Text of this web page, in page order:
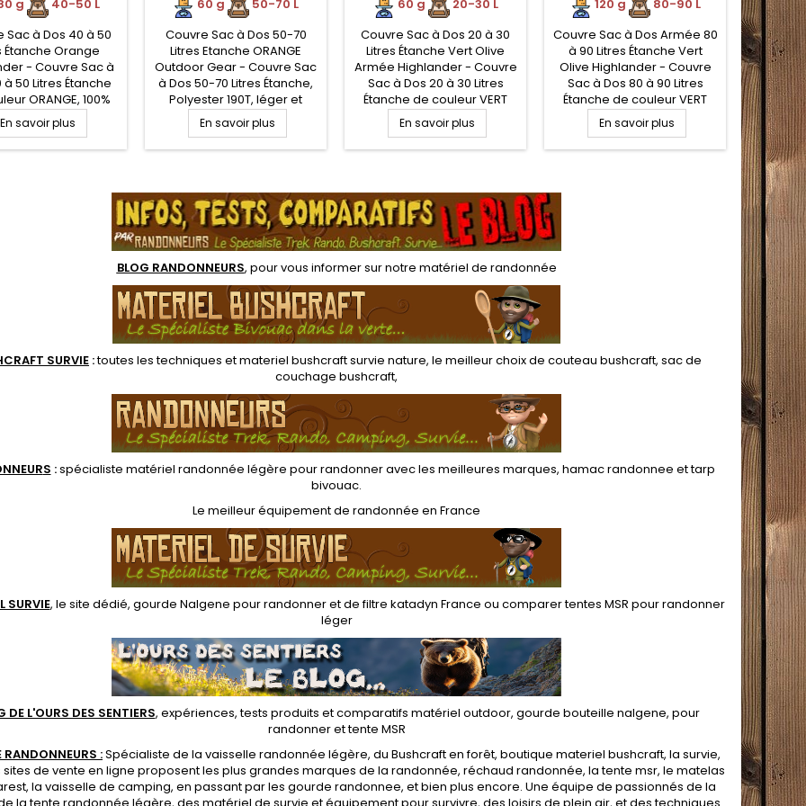
g
40-50 L
Sac à Dos 40 à 50
Étanche Orange
- Couvre Sac à
à 50 Litres Étanche
ORANGE, 100%
avec enduction
étanche,
compact, avec sac
En savoir plus
60 g
50-70 L
Couvre Sac à Dos 50-70
Litres Etanche ORANGE
Outdoor Gear - Couvre Sac
à Dos 50-70 Litres Étanche,
Polyester 190T, léger et
compact. Idéal pour la
protection de votre sac à
dos par mauvais temps, ou
En savoir plus
60 g
20-30 L
Couvre Sac à Dos 20 à 30
Litres Étanche Vert Olive
Armée Highlander - Couvre
Sac à Dos 20 à 30 Litres
Étanche de couleur VERT
ARMEE, 100% Polyester avec
enduction Polyuréthane
étanche, léger et compact,
protection de votre sac à
dos par mauvais temps, ou
crapahutage extrême.
En savoir plus
120 g
80-90 L
Couvre Sac à Dos Armée 80
à 90 Litres Étanche Vert
Olive Highlander - Couvre
Sac à Dos 80 à 90 Litres
Étanche de couleur VERT
ARMEE, 100% Polyester avec
enduction Polyuréthane
étanche, léger et compact,
protection de votre sac à
En savoir plus
Couvre
Litres
Dos 60
de
léger et
de
dos par
BLOG RANDONNEURS, pour vous informer sur notre matériel de randonnée
SURVIE :toutes les techniques etmateriel bushcraft survie nature, le meilleur choix de couteau bushcraft, sac de
couchage bushcraft,
S :spécialiste matériel randonnée légère pour randonner avec les meilleures marques, hamac randonnee ettarp
bivouac.
Le meilleur équipement de randonnée en France
SURVIE, le site dédié, gourde Nalgene pour randonneret defiltre katadyn France ou comparer tentes MSR pour randonner
léger
DE L'OURS DES SENTIERS, expériences, tests produits et comparatifs matériel outdoor, gourde bouteille nalgene, pour
randonner ettente MSR
RANDONNEURS :Spécialiste de la vaisselle randonnée légère, du Bushcraft en forêt, boutique materiel bushcraft, la survie,
sites de vente en ligne proposent les plus grandes marques de la randonnée, réchaud randonnée, latente msr, le matelas
la vaisselle de camping, en passant par les gourde randonnee, et bien plus encore. Une équipe de passionnés de la